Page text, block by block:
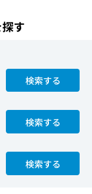
す
検索する
検索する
検索する